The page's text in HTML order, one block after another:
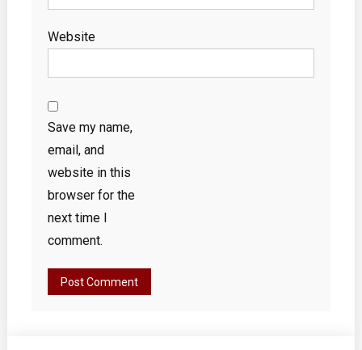
Website
Save my name,
email, and
website in this
browser for the
next time I
comment.